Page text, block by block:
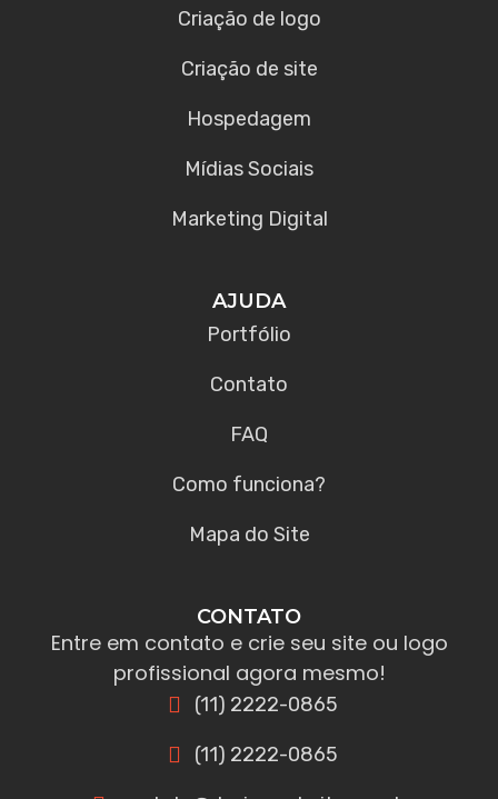
Criação de logo
Criação de site
Hospedagem
Mídias Sociais
Marketing Digital
AJUDA
Portfólio
Contato
FAQ
Como funciona?
Mapa do Site
CONTATO
Entre em contato e crie seu site ou logo
profissional agora mesmo!
(11) 2222-0865
(11) 2222-0865